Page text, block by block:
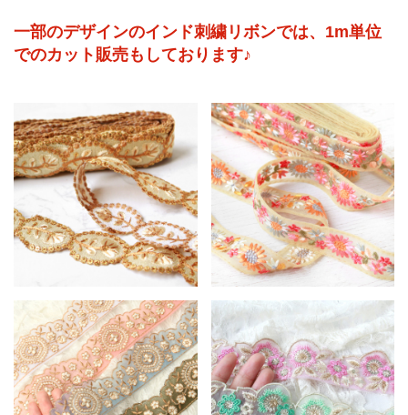
一部のデザインのインド刺繍リボンでは、1m単位
でのカット販売もしております♪